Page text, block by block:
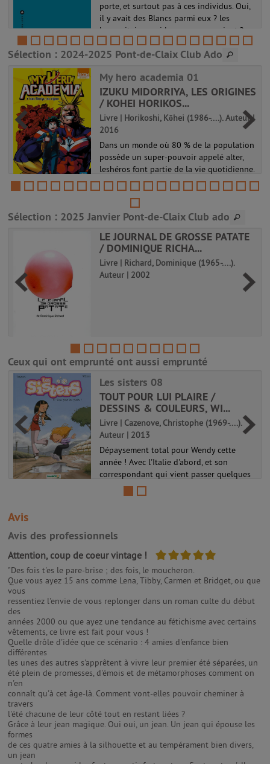
porte, et surtout pas à ces individus. Oui,
il y avait des Blancs parmi eux ? les
humanitaires qui les accompagnaient ?
mais ils étaient tout aussi ét...
Sélection : 2024-2025 Pont-de-Claix Club Ado
My hero academia 01
IZUKU MIDORRIYA, LES ORIGINES
/ KOHEI HORIKOS...
Livre | Horikoshi, Kōhei (1986-....). Auteur |
2016
Dans un monde où 80 % de la population
possède un super-pouvoir appelé alter,
leshéros font partie de la vie quotidienne.
Et les super-vilains aussi ! Face à eux se
dressel'invincible All Might, le plus
puissant des héros ! Le jeu...
My hero academia 01
Sélection : 2025 Janvier Pont-de-Claix Club ado
LE JOURNAL DE GROSSE PATATE
/ DOMINIQUE RICHA...
Livre | Richard, Dominique (1965-....).
Auteur | 2002
Ceux qui ont emprunté ont aussi emprunté
Les sisters 08
TOUT POUR LUI PLAIRE /
DESSINS & COULEURS, WI...
Livre | Cazenove, Christophe (1969-....).
Auteur | 2013
Dépaysement total pour Wendy cette
année ! Avec l'Italie d'abord, et son
correspondant qui vient passer quelques
jours à la maison. Les USA, ensuite, parce
qu'elle rêve tellement d'y aller qu'elle met
Avis
Avis des professionnels
Attention, coup de coeur vintage ! 5/5
"Des fois t'es le pare-brise ; des fois, le moucheron.
Que vous ayez 15 ans comme Lena, Tibby, Carmen et Bridget, ou que
vous
ressentiez l'envie de vous replonger dans un roman culte du début
des
années 2000 ou que ayez une tendance au fétichisme avec certains
vêtements, ce livre est fait pour vous !
Quelle drôle d'idée que ce scénario : 4 amies d'enfance bien
différentes
les unes des autres s'apprêtent à vivre leur premier été séparées, un
été plein de promesses, d'émois et de métamorphoses comment on
n'en
connaît qu'à cet âge-là. Comment vont-elles pouvoir cheminer à
travers
l'été chacune de leur côté tout en restant liées ?
Grâce à leur jean magique. Oui oui, un jean. Un jean qui épouse les
formes
de ces quatre amies à la silhouette et au tempérament bien divers,
un jean